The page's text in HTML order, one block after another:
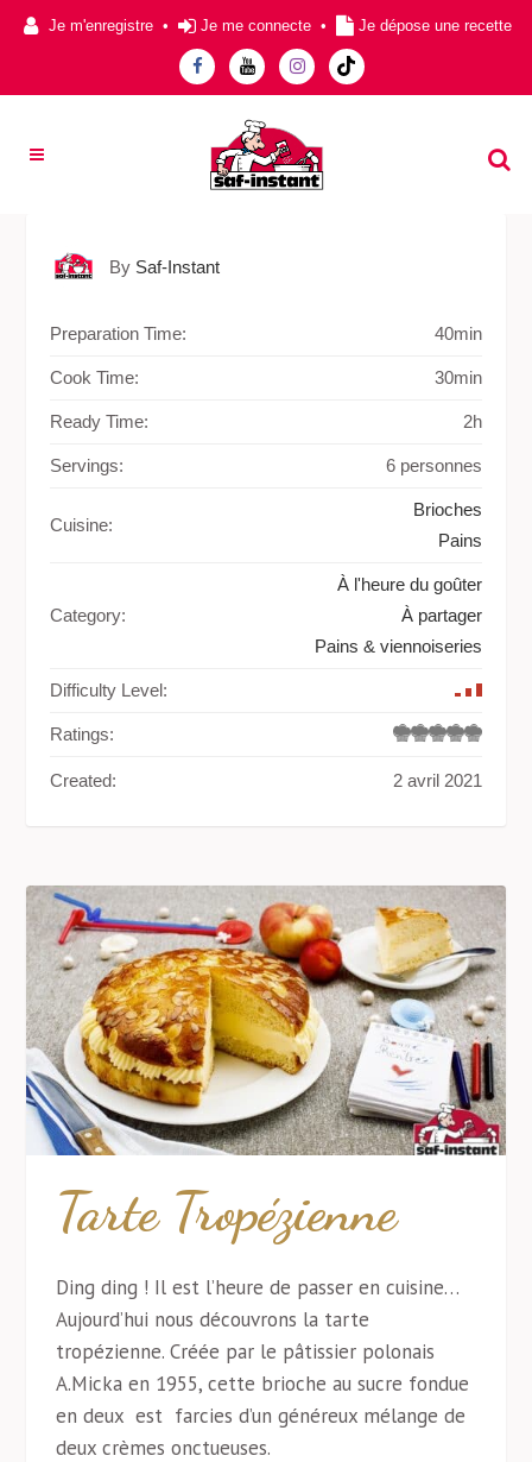
Je m'enregistre • Je me connecte • Je dépose une recette
By Saf-Instant
Preparation Time: 40min
Cook Time: 30min
Ready Time: 2h
Servings: 6 personnes
Cuisine:
Brioches
Pains
Category:
À l'heure du goûter
À partager
Pains & viennoiseries
Difficulty Level:
Ratings:
Created: 2 avril 2021
Tarte Tropézienne
Ding ding ! Il est l’heure de passer en cuisine…
Aujourd’hui nous découvrons la tarte
tropézienne. Créée par le pâtissier polonais
A.Micka en 1955, cette brioche au sucre fondue
en deux est farcies d’un généreux mélange de
deux crèmes onctueuses.